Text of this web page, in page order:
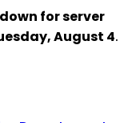
down for server
August 4.